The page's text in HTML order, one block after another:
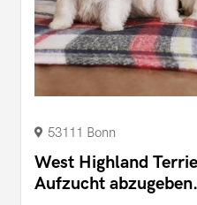
53111 Bonn
West Highland
Aufzucht abzugeben.